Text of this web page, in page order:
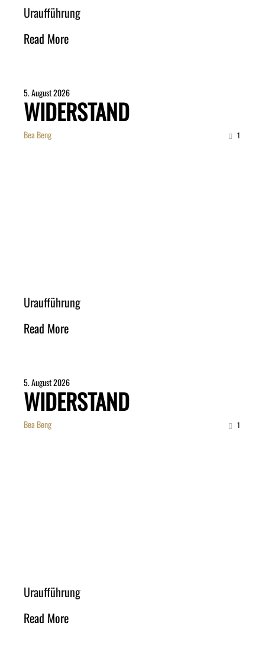
Uraufführung
Read More
5. August 2026
WIDERSTAND
Bea Beng 1
Uraufführung
Read More
5. August 2026
WIDERSTAND
Bea Beng 1
Uraufführung
Read More